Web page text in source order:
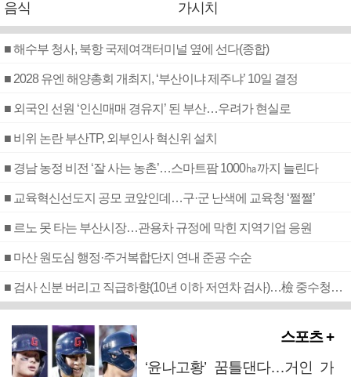
음식
가시치
■ 해수부 청사, 북항 국제여객터미널 옆에 선다(종합)
■ 2028 유엔 해양총회 개최지, ‘부산이냐 제주냐’ 10일 결정
■ 외국인 선원 ‘인신매매 경유지’ 된 부산…우려가 현실로
■ 비위 논란 부산TP, 외부인사 혁신위 설치
■ 경남 농정 비전 ‘잘 사는 농촌’…스마트팜 1000㏊까지 늘린다
■ 교육혁신선도지 공모 코앞인데…구·군 난색에 교육청 ‘쩔쩔’
■ 르노 못 타는 부산시장…관용차 규정에 막힌 지역기업 응원
■ 마산 원도심 행정·주거복합단지 연내 준공 수순
■ 검사 신분 버리고 직급하향(10년 이하 저연차 검사)…檢 중수청행 기피
스포츠 +
‘윤나고황’ 꿈틀댄다…거인 가